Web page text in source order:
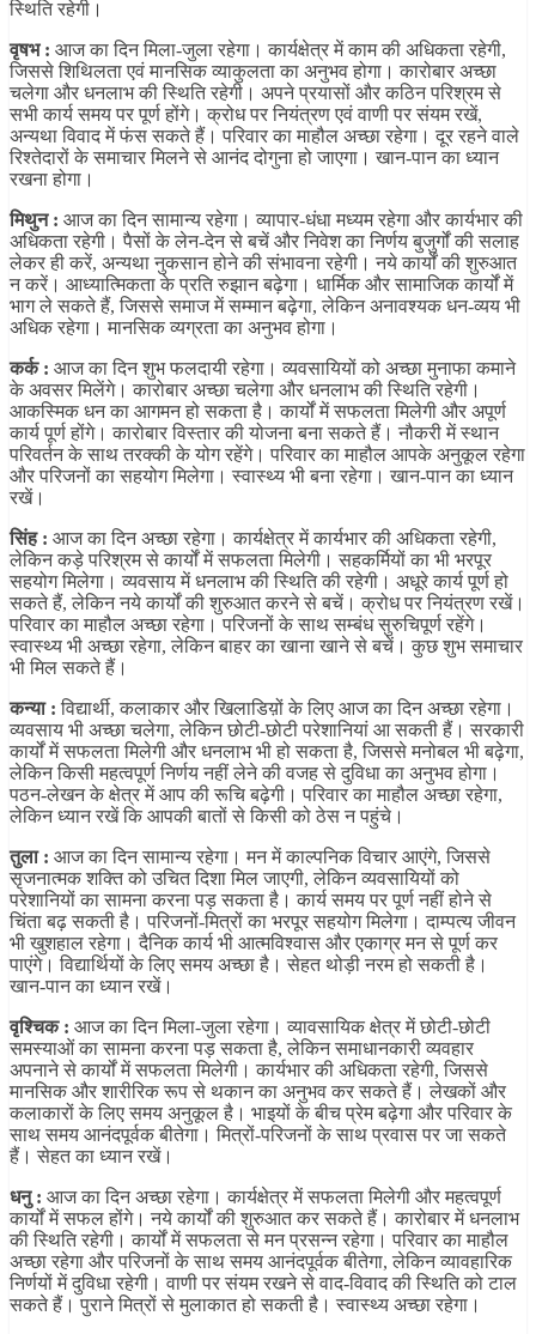
स्थिति रहेगी।
वृषभ : आज का दिन मिला-जुला रहेगा। कार्यक्षेत्र में काम की अधिकता रहेगी,
जिससे शिथिलता एवं मानसिक व्याकुलता का अनुभव होगा। कारोबार अच्छा
चलेगा और धनलाभ की स्थिति रहेगी। अपने प्रयासों और कठिन परिश्रम से
सभी कार्य समय पर पूर्ण होंगे। क्रोध पर नियंत्रण एवं वाणी पर संयम रखें,
अन्यथा विवाद में फंस सकते हैं। परिवार का माहौल अच्छा रहेगा। दूर रहने वाले
रिश्तेदारों के समाचार मिलने से आनंद दोगुना हो जाएगा। खान-पान का ध्यान
रखना होगा।
मिथुन : आज का दिन सामान्य रहेगा। व्यापार-धंधा मध्यम रहेगा और कार्यभार की
अधिकता रहेगी। पैसों के लेन-देन से बचें और निवेश का निर्णय बुजुर्गों की सलाह
लेकर ही करें, अन्यथा नुकसान होने की संभावना रहेगी। नये कार्यों की शुरुआत
न करें। आध्यात्मिकता के प्रति रुझान बढ़ेगा। धार्मिक और सामाजिक कार्यों में
भाग ले सकते हैं, जिससे समाज में सम्मान बढ़ेगा, लेकिन अनावश्यक धन-व्यय भी
अधिक रहेगा। मानसिक व्यग्रता का अनुभव होगा।
कर्क : आज का दिन शुभ फलदायी रहेगा। व्यवसायियों को अच्छा मुनाफा कमाने
के अवसर मिलेंगे। कारोबार अच्छा चलेगा और धनलाभ की स्थिति रहेगी।
आकस्मिक धन का आगमन हो सकता है। कार्यों में सफलता मिलेगी और अपूर्ण
कार्य पूर्ण होंगे। कारोबार विस्तार की योजना बना सकते हैं। नौकरी में स्थान
परिवर्तन के साथ तरक्की के योग रहेंगे। परिवार का माहौल आपके अनुकूल रहेगा
और परिजनों का सहयोग मिलेगा। स्वास्थ्य भी बना रहेगा। खान-पान का ध्यान
रखें।
सिंह : आज का दिन अच्छा रहेगा। कार्यक्षेत्र में कार्यभार की अधिकता रहेगी,
लेकिन कड़े परिश्रम से कार्यों में सफलता मिलेगी। सहकर्मियों का भी भरपूर
सहयोग मिलेगा। व्यवसाय में धनलाभ की स्थिति की रहेगी। अधूरे कार्य पूर्ण हो
सकते हैं, लेकिन नये कार्यों की शुरुआत करने से बचें। क्रोध पर नियंत्रण रखें।
परिवार का माहौल अच्छा रहेगा। परिजनों के साथ सम्बंध सुरुचिपूर्ण रहेंगे।
स्वास्थ्य भी अच्छा रहेगा, लेकिन बाहर का खाना खाने से बचें। कुछ शुभ समाचार
भी मिल सकते हैं।
कन्या : विद्यार्थी, कलाकार और खिलाडिय़ों के लिए आज का दिन अच्छा रहेगा।
व्यवसाय भी अच्छा चलेगा, लेकिन छोटी-छोटी परेशानियां आ सकती हैं। सरकारी
कार्यों में सफलता मिलेगी और धनलाभ भी हो सकता है, जिससे मनोबल भी बढ़ेगा,
लेकिन किसी महत्वपूर्ण निर्णय नहीं लेने की वजह से दुविधा का अनुभव होगा।
पठन-लेखन के क्षेत्र में आप की रूचि बढ़ेगी। परिवार का माहौल अच्छा रहेगा,
लेकिन ध्यान रखें कि आपकी बातों से किसी को ठेस न पहुंचे।
तुला : आज का दिन सामान्य रहेगा। मन में काल्पनिक विचार आएंगे, जिससे
सृजनात्मक शक्ति को उचित दिशा मिल जाएगी, लेकिन व्यवसायियों को
परेशानियों का सामना करना पड़ सकता है। कार्य समय पर पूर्ण नहीं होने से
चिंता बढ़ सकती है। परिजनों-मित्रों का भरपूर सहयोग मिलेगा। दाम्पत्य जीवन
भी खुशहाल रहेगा। दैनिक कार्य भी आत्मविश्वास और एकाग्र मन से पूर्ण कर
पाएंगे। विद्यार्थियों के लिए समय अच्छा है। सेहत थोड़ी नरम हो सकती है।
खान-पान का ध्यान रखें।
वृश्चिक : आज का दिन मिला-जुला रहेगा। व्यावसायिक क्षेत्र में छोटी-छोटी
समस्याओं का सामना करना पड़ सकता है, लेकिन समाधानकारी व्यवहार
अपनाने से कार्यों में सफलता मिलेगी। कार्यभार की अधिकता रहेगी, जिससे
मानसिक और शारीरिक रूप से थकान का अनुभव कर सकते हैं। लेखकों और
कलाकारों के लिए समय अनुकूल है। भाइयों के बीच प्रेम बढ़ेगा और परिवार के
साथ समय आनंदपूर्वक बीतेगा। मित्रों-परिजनों के साथ प्रवास पर जा सकते
हैं। सेहत का ध्यान रखें।
धनु : आज का दिन अच्छा रहेगा। कार्यक्षेत्र में सफलता मिलेगी और महत्वपूर्ण
कार्यों में सफल होंगे। नये कार्यों की शुरुआत कर सकते हैं। कारोबार में धनलाभ
की स्थिति रहेगी। कार्यों में सफलता से मन प्रसन्न रहेगा। परिवार का माहौल
अच्छा रहेगा और परिजनों के साथ समय आनंदपूर्वक बीतेगा, लेकिन व्यावहारिक
निर्णयों में दुविधा रहेगी। वाणी पर संयम रखने से वाद-विवाद की स्थिति को टाल
सकते हैं। पुराने मित्रों से मुलाकात हो सकती है। स्वास्थ्य अच्छा रहेगा।